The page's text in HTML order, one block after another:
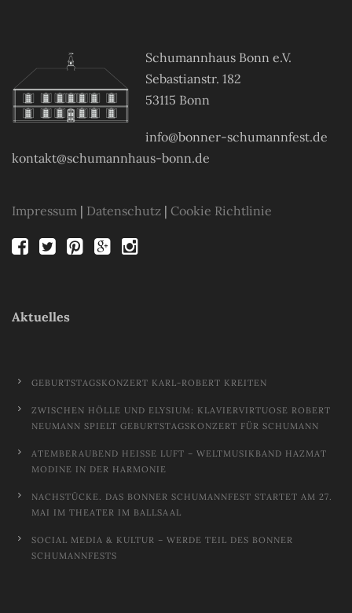
Schumannhaus Bonn e.V.
Sebastianstr. 182
53115 Bonn
info@bonner-schumannfest.de
kontakt@schumannhaus-bonn.de
Impressum | Datenschutz | Cookie Richtlinie
Aktuelles
GEBURTSTAGSKONZERT KARL-ROBERT KREITEN
ZWISCHEN HÖLLE UND ELYSIUM: KLAVIERVIRTUOSE ROBERT
NEUMANN SPIELT GEBURTSTAGSKONZERT FÜR SCHUMANN
ATEMBERAUBEND HEISSE LUFT – WELTMUSIKBAND HAZMAT M
ODINE IN DER HARMONIE
NACHSTÜCKE. DAS BONNER SCHUMANNFEST STARTET AM 27.
MAI IM THEATER IM BALLSAAL
SOCIAL MEDIA & KULTUR – WERDE TEIL DES BONNER
SCHUMANNFESTS